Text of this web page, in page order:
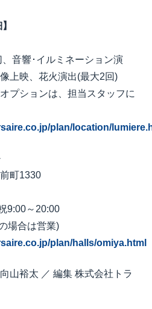
音響･イルミネーション演
上映、花火演出(最大2回)
プションは、担当スタッフに
plan/location/
町1330
9:00～20:00
場合は営業)
plan/halls/omiya.html
山裕太 ／ 編集 株式会社トラ